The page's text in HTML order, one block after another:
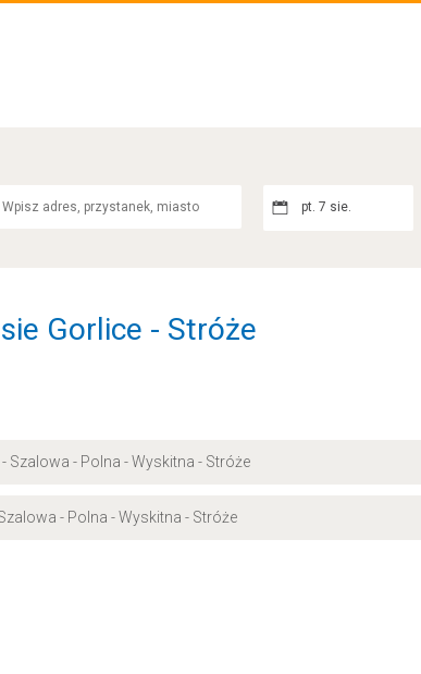
pt. 7 sie.
Gorlice - Stróże
Szalowa - Polna - Wyskitna - Stróże
- Polna - Wyskitna - Stróże